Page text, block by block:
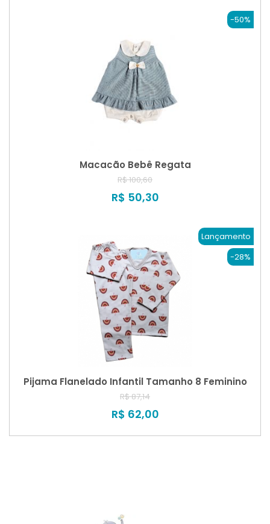
-50%
Macacão Bebê Regata
R$ 100,60
R$ 50,30
Lançamento
-28%
Pijama Flanelado Infantil Tamanho 8 Feminino
R$ 87,14
R$ 62,00